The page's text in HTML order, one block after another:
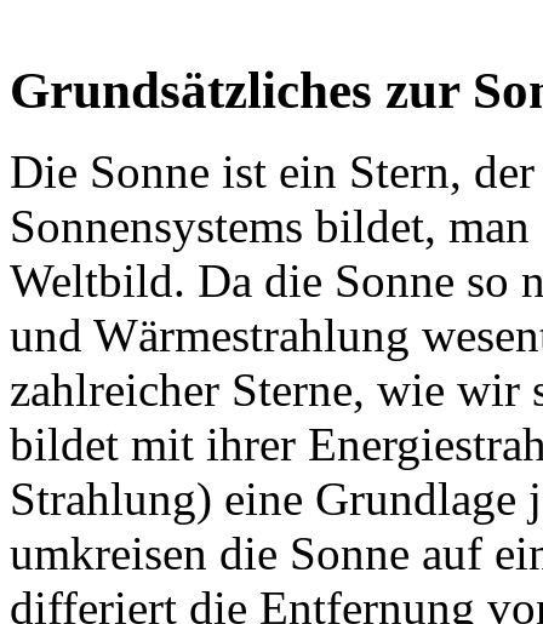
Grundsätzliches zur
Die Sonne ist ein Stern,
Sonnensystems bildet,
Weltbild. Da die Sonne so
und Wärmestrahlung
zahlreicher Sterne, wie wir
bildet mit ihrer
Strahlung) eine Grundlage
umkreisen die Sonne auf
differiert die Entfernung